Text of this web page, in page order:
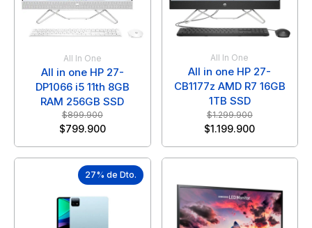
All In One
All in one HP 27-
DP1066 i5 11th 8GB
RAM 256GB SSD
$899.900
$799.900
All In One
All in one HP 27-
CB1177z AMD R7 16GB
1TB SSD
$1.299.900
$1.199.900
27% de Dto.